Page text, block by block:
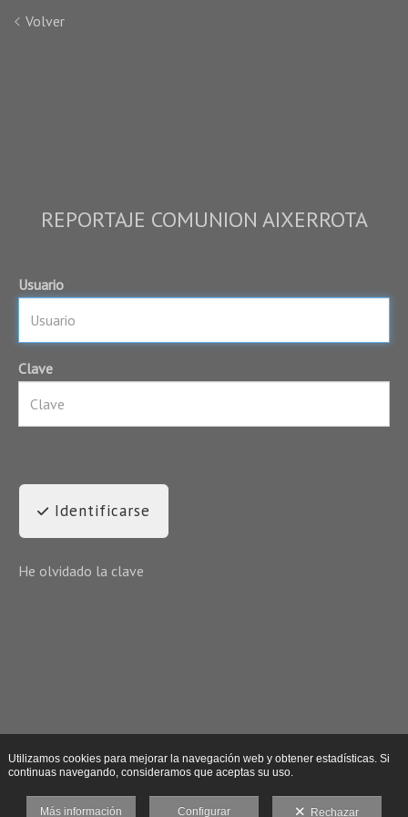
Volver
REPORTAJE COMUNION AIXERROTA
Usuario
Clave
Identificarse
He olvidado la clave
Utilizamos cookies para mejorar la navegación web y obtener estadísticas. Si
continuas navegando, consideramos que aceptas su uso.
Más información Configurar Rechazar